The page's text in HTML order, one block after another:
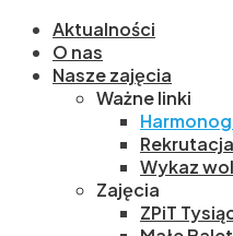
Aktualności
O nas
Nasze zajęcia
Ważne linki
Rekrutacja
Wykaz
Zajęcia
ZPiT